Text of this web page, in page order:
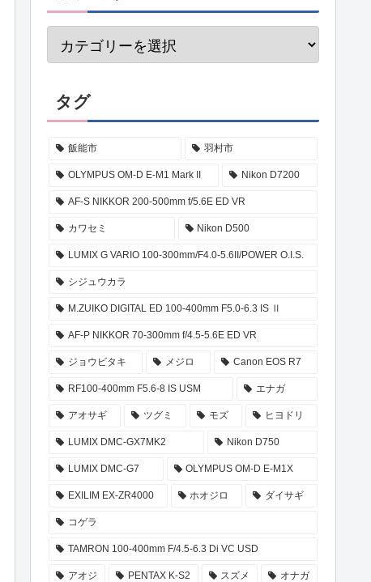
タグ
飯能市 羽村市
OLYMPUS OM-D E-M1 Mark II Nikon D7200
AF-S NIKKOR 200-500mm f/5.6E ED VR
カワセミ Nikon D500
LUMIX G VARIO 100-300mm/F4.0-5.6II/POWER O.I.S.
シジュウカラ
M.ZUIKO DIGITAL ED 100-400mm F5.0-6.3 IS Ⅱ
AF-P NIKKOR 70-300mm f/4.5-5.6E ED VR
ジョウビタキ メジロ Canon EOS R7
RF100-400mm F5.6-8 IS USM エナガ
アオサギ ツグミ モズ ヒヨドリ
LUMIX DMC-GX7MK2 Nikon D750
LUMIX DMC-G7 OLYMPUS OM-D E-M1X
EXILIM EX-ZR4000 ホオジロ ダイサギ
コゲラ
TAMRON 100-400mm F/4.5-6.3 Di VC USD
アオジ PENTAX K-S2 スズメ オナガ